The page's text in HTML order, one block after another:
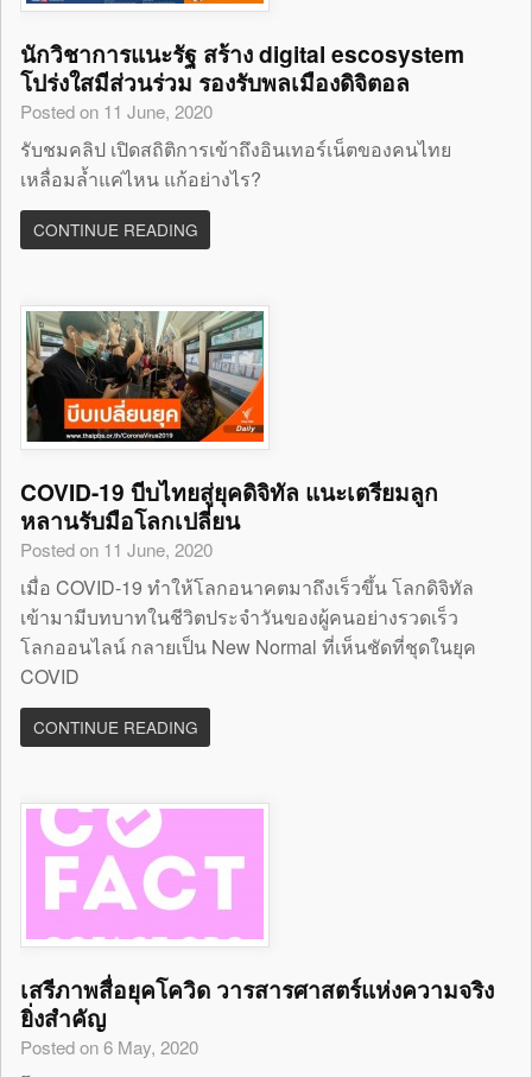
นักวิชาการแนะรัฐ สร้าง digital escosystem
โปร่งใสมีส่วนร่วม รองรับพลเมืองดิจิตอล
Posted on 11 June, 2020
รับชมคลิป เปิดสถิติการเข้าถึงอินเทอร์เน็ตของคนไทย
เหลื่อมล้ำแค่ไหน แก้อย่างไร?
CONTINUE READING
COVID-19 บีบไทยสู่ยุคดิจิทัล แนะเตรียมลูก
หลานรับมือโลกเปลี่ยน
Posted on 11 June, 2020
เมื่อ COVID-19 ทำให้โลกอนาคตมาถึงเร็วขึ้น โลกดิจิทัล
เข้ามามีบทบาทในชีวิตประจำวันของผู้คนอย่างรวดเร็ว
โลกออนไลน์ กลายเป็น New Normal ที่เห็นชัดที่ชุดในยุค
COVID
CONTINUE READING
เสรีภาพสื่อยุคโควิด วารสารศาสตร์แห่งความจริง
ยิ่งสำคัญ
Posted on 6 May, 2020